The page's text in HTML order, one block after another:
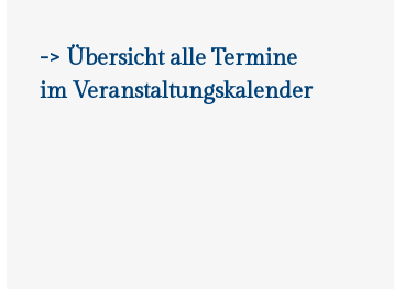
-> Übersicht alle Termine
im Veranstaltungskalender